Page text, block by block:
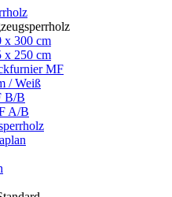
x 300 cm
x 250 cm
MF
/ Weiß
B/B
A/B